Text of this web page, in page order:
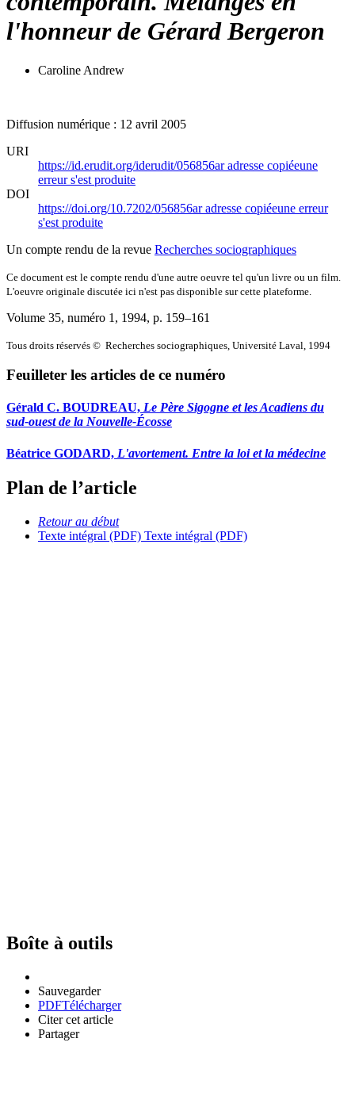
l'honneur de Gérard Bergeron
Caroline Andrew
Diffusion numérique : 12 avril 2005
URI
https://id.erudit.org/iderudit/056856aradresse copiéeune
erreur s'est produite
DOI
https://doi.org/10.7202/056856aradresse copiéeune erreur
s'est produite
Un compte rendu de la revue Recherches sociographiques
Ce document est le compte rendu d'une autre oeuvre tel qu'un livre ou un film.
L'oeuvre originale discutée ici n'est pas disponible sur cette plateforme.
Volume 35, numéro 1, 1994, p. 159–161
Tous droits réservés © Recherches sociographiques, Université Laval, 1994
Feuilleter les articles de ce numéro
Gérald C. BOUDREAU, Le Père Sigogne et les Acadiens du
sud-ouest de la Nouvelle-Écosse
Béatrice GODARD, L'avortement. Entre la loi et la médecine
Plan de l’article
Retour au début
Texte intégral (PDF) Texte intégral (PDF)
Boîte à outils
Sauvegarder
PDFTélécharger
Citer cet article
Partager